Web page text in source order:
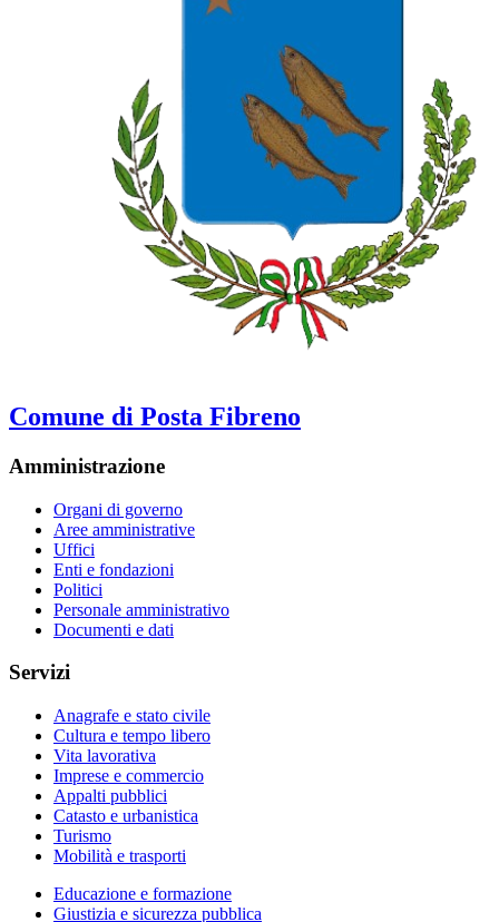
Comune di Posta Fibreno
Amministrazione
Organi di governo
Aree amministrative
Uffici
Enti e fondazioni
Politici
Personale amministrativo
Documenti e dati
Servizi
Anagrafe e stato civile
Cultura e tempo libero
Vita lavorativa
Imprese e commercio
Appalti pubblici
Catasto e urbanistica
Turismo
Mobilità e trasporti
Educazione e formazione
Giustizia e sicurezza pubblica